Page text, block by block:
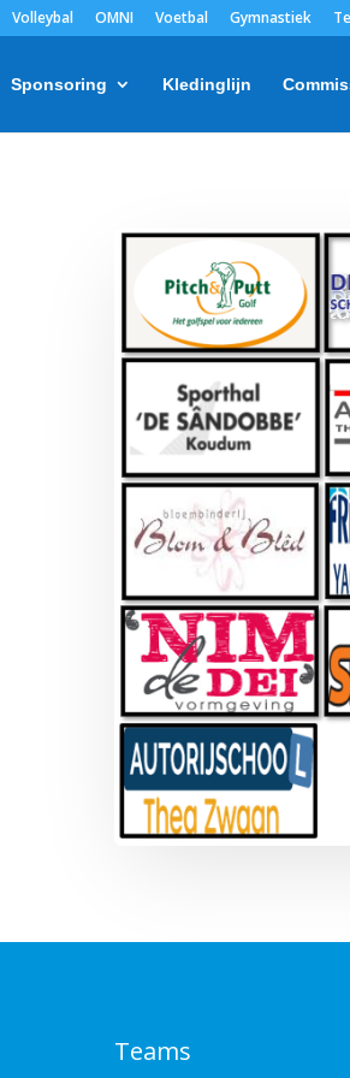
Volleybal OMNI Voetbal Gymnastiek
Sponsoring Kledinglijn
Teams